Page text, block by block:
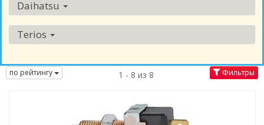
Daihatsu
Terios
по рейтингу 1 - 8 из 8 Фильтры